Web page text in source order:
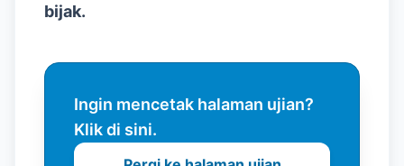
bijak.
Ingin mencetak halaman ujian?
Klik di sini.